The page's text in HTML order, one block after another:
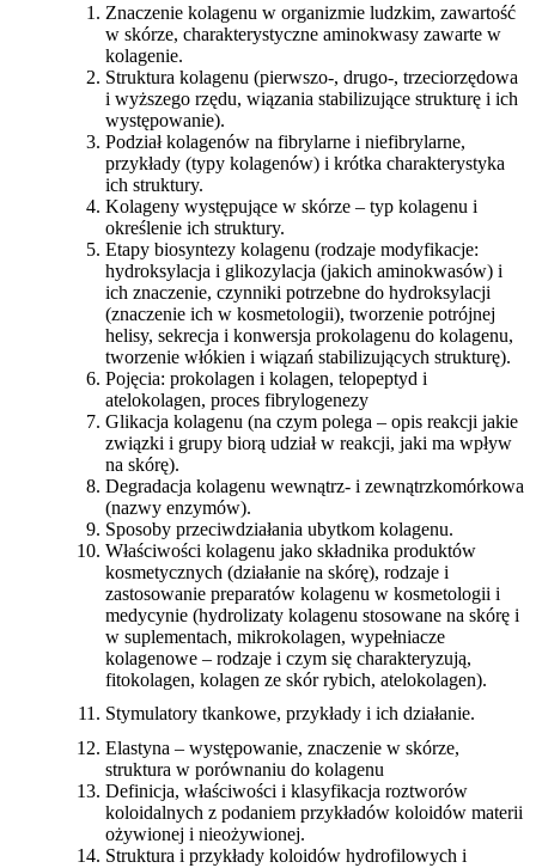
Znaczenie kolagenu w organizmie ludzkim, zawartość
w skórze, charakterystyczne aminokwasy zawarte w
kolagenie.
Struktura kolagenu (pierwszo-, drugo-, trzeciorzędowa
i wyższego rzędu, wiązania stabilizujące strukturę i ich
występowanie).
Podział kolagenów na fibrylarne i niefibrylarne,
przykłady (typy kolagenów) i krótka charakterystyka
ich struktury.
Kolageny występujące w skórze – typ kolagenu i
określenie ich struktury.
Etapy biosyntezy kolagenu (rodzaje modyfikacje:
hydroksylacja i glikozylacja (jakich aminokwasów) i
ich znaczenie, czynniki potrzebne do hydroksylacji
(znaczenie ich w kosmetologii), tworzenie potrójnej
helisy, sekrecja i konwersja prokolagenu do kolagenu,
tworzenie włókien i wiązań stabilizujących strukturę).
Pojęcia: prokolagen i kolagen, telopeptyd i
atelokolagen, proces fibrylogenezy
Glikacja kolagenu (na czym polega – opis reakcji jakie
związki i grupy biorą udział w reakcji, jaki ma wpływ
na skórę).
Degradacja kolagenu wewnątrz- i zewnątrzkomórkowa
(nazwy enzymów).
Sposoby przeciwdziałania ubytkom kolagenu.
Właściwości kolagenu jako składnika produktów
kosmetycznych (działanie na skórę), rodzaje i
zastosowanie preparatów kolagenu w kosmetologii i
medycynie (hydrolizaty kolagenu stosowane na skórę i
w suplementach, mikrokolagen, wypełniacze
kolagenowe – rodzaje i czym się charakteryzują,
fitokolagen, kolagen ze skór rybich, atelokolagen).
Stymulatory tkankowe, przykłady i ich działanie.
Elastyna – występowanie, znaczenie w skórze,
struktura w porównaniu do kolagenu
Definicja, właściwości i klasyfikacja roztworów
koloidalnych z podaniem przykładów koloidów materii
ożywionej i nieożywionej.
Struktura i przykłady koloidów hydrofilowych i